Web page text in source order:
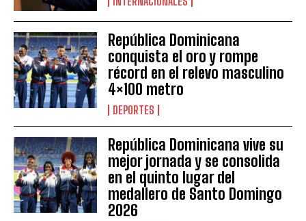
República Dominicana
conquista el oro y rompe
récord en el relevo masculino
4×100 metro
DEPORTES
República Dominicana vive su
mejor jornada y se consolida
en el quinto lugar del
medallero de Santo Domingo
2026